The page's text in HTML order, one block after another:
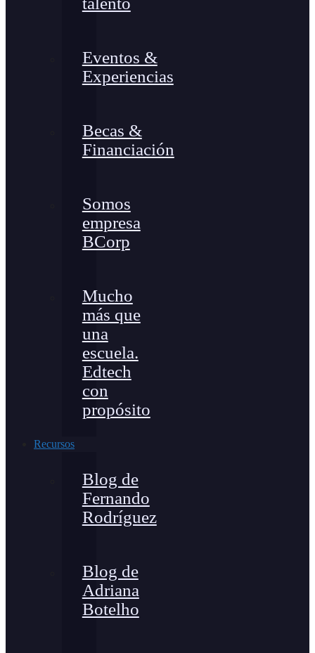
Eventos &
Experiencias
Becas &
Financiación
Somos
empresa
BCorp
Mucho
más que
una
escuela.
Edtech
con
propósito
Recursos
Blog de
Fernando
Rodríguez
Blog de
Adriana
Botelho